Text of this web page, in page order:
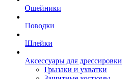
Ошейники
Поводки
Шлейки
Аксессуары для дрессировки
Грызаки и ухватки